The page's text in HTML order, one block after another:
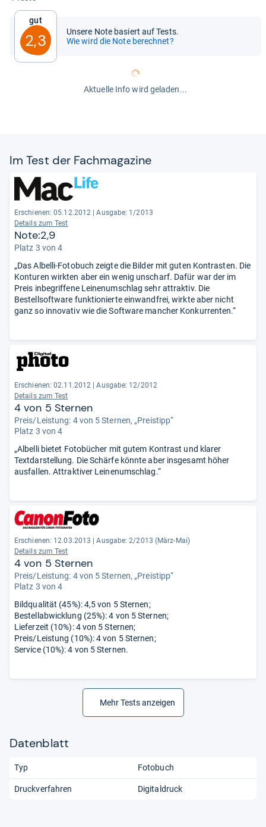
Gut
2,3
Unsere Note basiert auf Tests.
Wie wird die Note berechnet?
Aktuelle Info wird geladen...
Im Test der Fach­ma­ga­zine
Erschienen: 05.12.2012
Ausgabe: 1/2013
Details zum Test
Note:2,9
Platz 3 von 4
„Das Albelli-Fotobuch zeigte die Bilder mit guten Kontrasten. Die
Konturen wirkten aber ein wenig unscharf. Dafür war der im
Preis inbegriffene Leinenumschlag sehr attraktiv. Die
Bestellsoftware funktionierte einwandfrei, wirkte aber nicht
ganz so innovativ wie die Software mancher Konkurrenten.“
Erschienen: 02.11.2012
Ausgabe: 12/2012
Details zum Test
4 von 5 Sternen
Preis/Leistung: 4 von 5 Sternen, „Preistipp“
Platz 3 von 4
„Albelli bietet Fotobücher mit gutem Kontrast und klarer
Textdarstellung. Die Schärfe könnte aber insgesamt höher
ausfallen. Attraktiver Leinenumschlag.“
Erschienen: 12.03.2013
Ausgabe: 2/2013 (März-Mai)
Details zum Test
4 von 5 Sternen
Preis/Leistung: 4 von 5 Sternen, „Preistipp“
Platz 3 von 4
Bildqualität (45%): 4,5 von 5 Sternen;
Bestellabwicklung (25%): 4 von 5 Sternen;
Lieferzeit (10%): 4 von 5 Sternen;
Preis/Leistung (10%): 4 von 5 Sternen;
Service (10%): 4 von 5 Sternen.
Mehr Tests anzeigen
Datenblatt
Typ Fotobuch
Druckverfahren Digitaldruck